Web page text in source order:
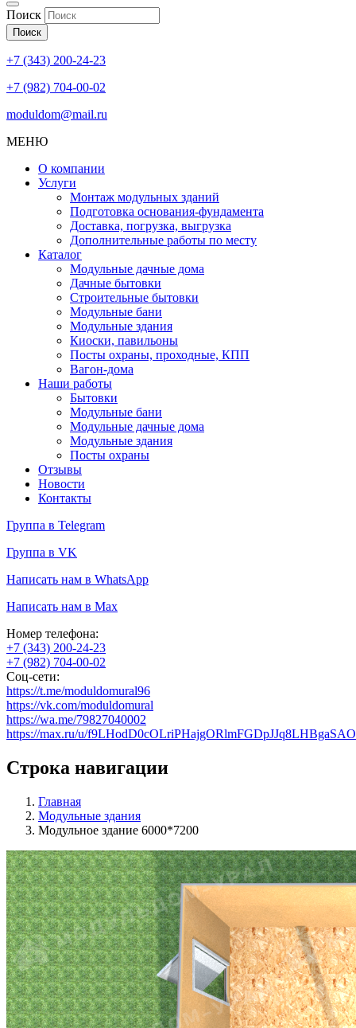
Поиск
Поиск
+7 (343) 200-24-23
+7 (982) 704-00-02
moduldom@mail.ru
МЕНЮ
О компании
Услуги
Монтаж модульных зданий
Подготовка основания-фундамента
Доставка, погрузка, выгрузка
Дополнительные работы по месту
Каталог
Модульные дачные дома
Дачные бытовки
Строительные бытовки
Модульные бани
Модульные здания
Киоски, павильоны
Посты охраны, проходные, КПП
Вагон-дома
Наши работы
Бытовки
Модульные бани
Модульные дачные дома
Модульные здания
Посты охраны
Отзывы
Новости
Контакты
Группа в Telegram
Группа в VK
Написать нам в WhatsApp
Написать нам в Max
Номер телефона:
+7 (343) 200-24-23
+7 (982) 704-00-02
Соц-сети:
https://t.me/moduldomural96
https://vk.com/moduldomural
https://wa.me/79827040002
https://max.ru/u/
Строка навигации
Главная
Модульные здания
Модульное здание 6000*7200